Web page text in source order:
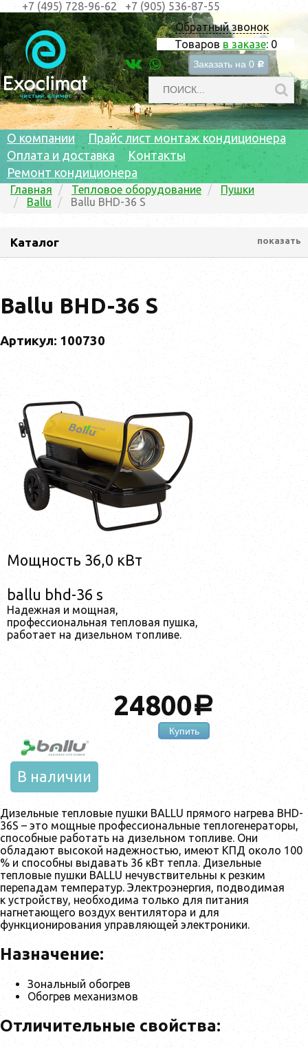
Обратный звонок
Товаров в заказе: 0
Заказать на 0 c
+7 (495) 728-96-62 +7 (905) 536-87-55
О компании
Прайс лист монтаж кондиционера
Оплата и доставка
Контакты
Ремонт кондиционера
Главная Тепловое оборудование
Пушки
Ballu
Ballu BHD-36 S
Каталог показать
Ballu BHD-36 S
Артикул: 100730
Мощность 36,0 кВт
ballu bhd-36 s
Надежная и мощная,
профессиональная тепловая пушка,
работает на дизельном топливе.
24800a
Купить
В наличии
Дизельные тепловые пушки BALLU прямого нагрева BHD-
36S – это мощные профессиональные теплогенераторы,
способные работать на дизельном топливе. Они
обладают высокой надежностью, имеют КПД около 100
% и способны выдавать 36 кВт тепла. Дизельные
тепловые пушки BALLU нечувствительны к резким
перепадам температур. Электроэнергия, подводимая
к устройству, необходима только для питания
нагнетающего воздух вентилятора и для
функционирования управляющей электроники.
Назначение:
Зональный обогрев
Обогрев механизмов
Отличительные свойства: